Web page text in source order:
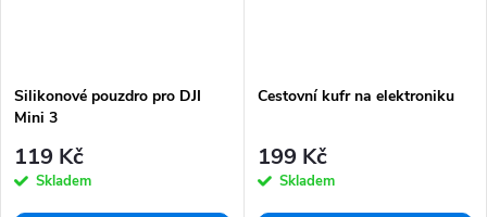
Silikonové pouzdro pro DJI
Mini 3
119 Kč
Skladem
Cestovní kufr na elektroniku
199 Kč
Skladem